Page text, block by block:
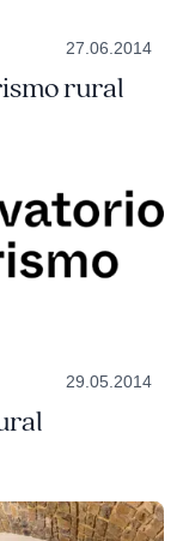
27.06.2014
rural
29.05.2014